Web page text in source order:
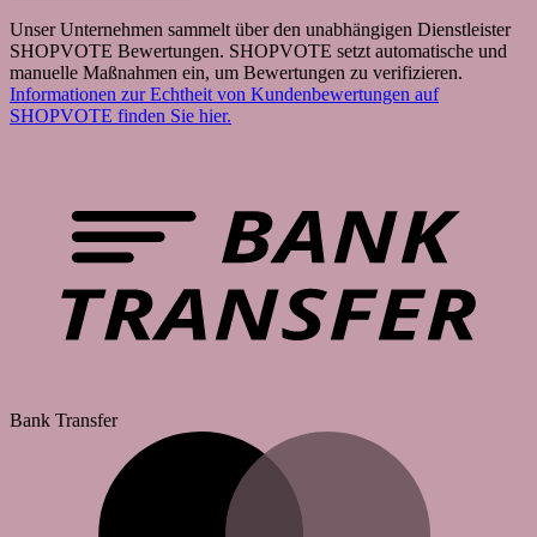
Unser Unternehmen sammelt über den unabhängigen Dienstleister
SHOPVOTE Bewertungen. SHOPVOTE setzt automatische und
manuelle Maßnahmen ein, um Bewertungen zu verifizieren.
Informationen zur Echtheit von Kundenbewertungen auf
SHOPVOTE finden Sie hier.
Bank Transfer